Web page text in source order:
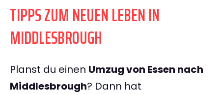
TIPPS ZUM NEUEN LEBEN IN
MIDDLESBROUGH
Planst du einen Umzug von Essen nach
Middlesbrough? Dann hat